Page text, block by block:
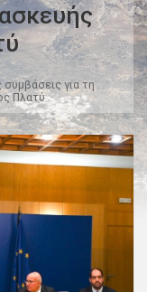
συμβάσεις για τη
Πλατύ